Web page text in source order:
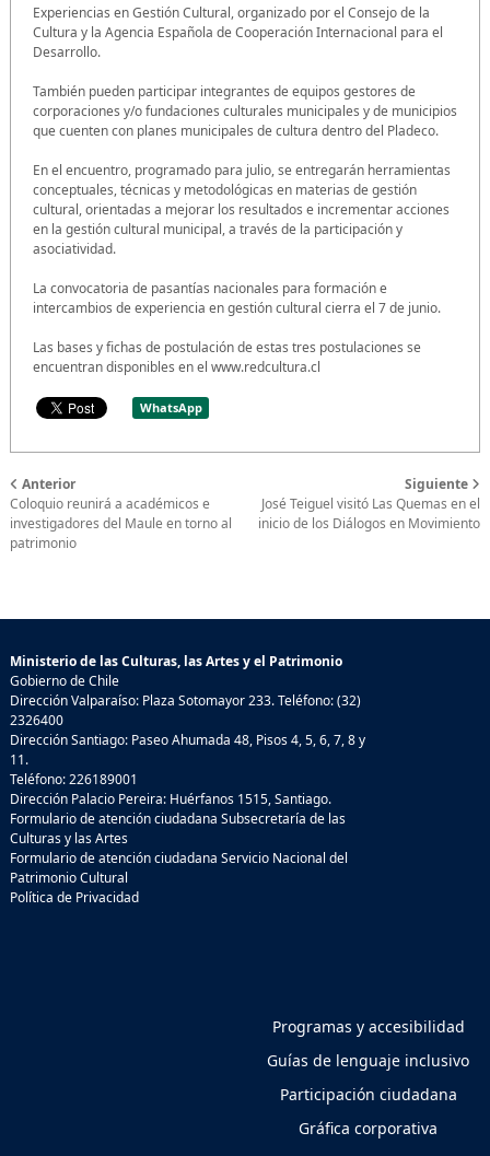
Experiencias en Gestión Cultural, organizado por el Consejo de la
Cultura y la Agencia Española de Cooperación Internacional para el
Desarrollo.
También pueden participar integrantes de equipos gestores de
corporaciones y/o fundaciones culturales municipales y de municipios
que cuenten con planes municipales de cultura dentro del Pladeco.
En el encuentro, programado para julio, se entregarán herramientas
conceptuales, técnicas y metodológicas en materias de gestión
cultural, orientadas a mejorar los resultados e incrementar acciones
en la gestión cultural municipal, a través de la participación y
asociatividad.
La convocatoria de pasantías nacionales para formación e
intercambios de experiencia en gestión cultural cierra el 7 de junio.
Las bases y fichas de postulación de estas tres postulaciones se
encuentran disponibles en el www.redcultura.cl
WhatsApp
Anterior
Coloquio reunirá a académicos e
investigadores del Maule en torno al
patrimonio
Siguiente
José Teiguel visitó Las Quemas en el
inicio de los Diálogos en Movimiento
Ministerio de las Culturas, las Artes y el Patrimonio
Gobierno de Chile
Dirección Valparaíso: Plaza Sotomayor 233. Teléfono: (32)
2326400
Dirección Santiago: Paseo Ahumada 48, Pisos 4, 5, 6, 7, 8 y
11.
Teléfono: 226189001
Dirección Palacio Pereira: Huérfanos 1515, Santiago.
Formulario de atención ciudadana Subsecretaría de las
Culturas y las Artes
Formulario de atención ciudadana Servicio Nacional del
Patrimonio Cultural
Política de Privacidad
Programas y accesibilidad
Guías de lenguaje inclusivo
Participación ciudadana
Gráfica corporativa